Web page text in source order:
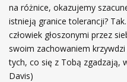
na różnice, okazujemy
istnieją granice tolerancji?
człowiek głoszonymi przez
swoim zachowaniem
tych, co się z Tobą zgadzają,
Davis)